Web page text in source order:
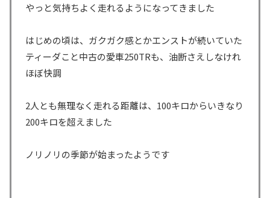
やっと気持ちよく走れるようになってきました
はじめの頃は、ガクガク感とかエンストが続いていた
ティーダこと中古の愛車250TRも、油断さえしなけれ
ほぼ快調
2人とも無理なく走れる距離は、100キロからいきなり
200キロを超えました
ノリノリの季節が始まったようです